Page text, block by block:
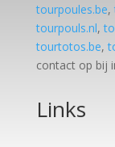
tourpoules.be,
tourpouls.nl,
tourtotos.be,
contact op bij
Links